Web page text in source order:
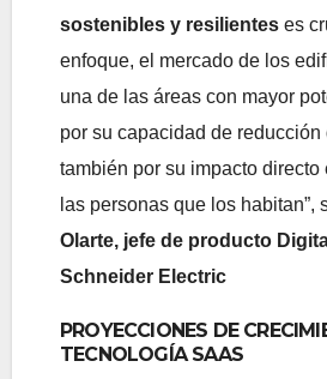
sostenibles y resilientes es
enfoque, el mercado de los
una de las áreas con mayor
por su capacidad de reducción
también por su impacto directo
las personas que los habitan”,
Olarte, jefe de producto
Schneider Electric
PROYECCIONES DE
TECNOLOGÍA SAAS